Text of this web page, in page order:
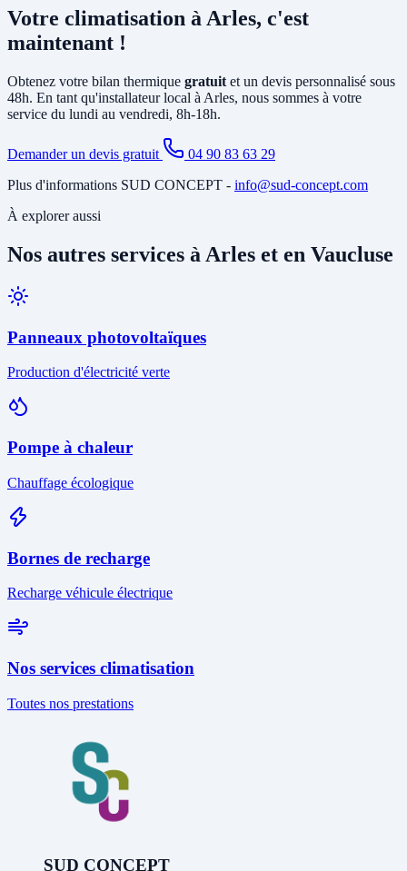
proposons descontrats de maintenanceà Arles incluant le
nettoyage des filtres, la vérification du circuit frigorifique, le contrôle
des performances et la recharge éventuelle du fluide.
Votre climatisation à Arles, c'est
maintenant !
Obtenez votre bilan thermique gratuit et un devis personnalisé sous
48h. En tant qu'installateur local à Arles, nous sommes à votre
service du lundi au vendredi, 8h-18h.
Demander un devis gratuit
04 90 83 63 29
Plus d'informations SUD CONCEPT - info@sud-concept.com
À explorer aussi
Nos autres services à Arles et en Vaucluse
Panneaux photovoltaïques
Production d'électricité verte
Pompe à chaleur
Chauffage écologique
Bornes de recharge
Recharge véhicule électrique
Nos services climatisation
Toutes nos prestations
SUD CONCEPT